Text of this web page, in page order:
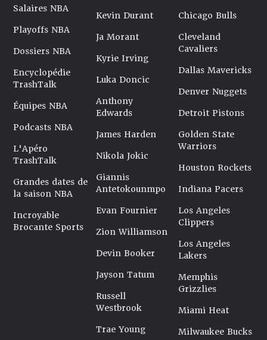
Salaires NBA
Playoffs NBA
Dossiers NBA
Encyclopédie
TrashTalk
Équipes NBA
Podcasts NBA
L'Apéro
TrashTalk
Grandes dates de
la saison NBA
Incroyable
Brocante Sports
Kevin Durant
Ja Morant
Kyrie Irving
Luka Doncic
Anthony
Edwards
James Harden
Nikola Jokic
Giannis
Antetokounmpo
Evan Fournier
Zion Williamson
Devin Booker
Jayson Tatum
Russell
Westbrook
Trae Young
Chicago Bulls
Cleveland
Cavaliers
Dallas Mavericks
Denver Nuggets
Detroit Pistons
Golden State
Warriors
Houston Rockets
Indiana Pacers
Los Angeles
Clippers
Los Angeles
Lakers
Memphis
Grizzlies
Miami Heat
Milwaukee Bucks